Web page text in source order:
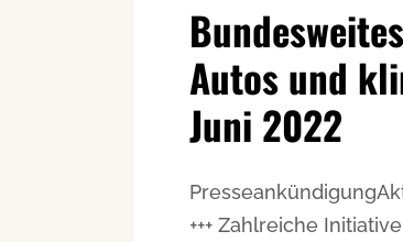
Autos und
Juni 2022
+++ Zahlreiche